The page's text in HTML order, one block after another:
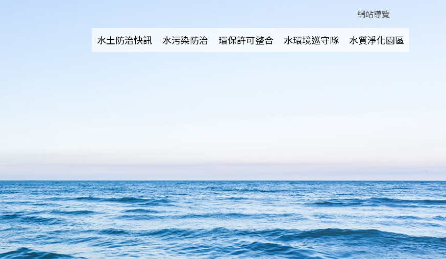
網站導覽
水土防治快訊 水污染防治 環保許可整合 水環境巡守隊 水質淨化園區